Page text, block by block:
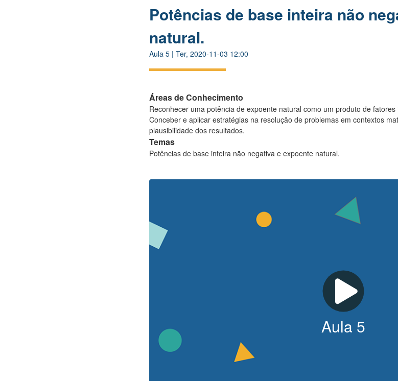
Potências de base inteira não
natural.
Aula 5 | Ter, 2020-11-03 12:00
Áreas de Conhecimento
Reconhecer uma potência de expoente natural como um produto de fatores
Conceber e aplicar estratégias na resolução de problemas em contextos
plausibilidade dos resultados.
Temas
Potências de base inteira não negativa e expoente natural.
Aula 5